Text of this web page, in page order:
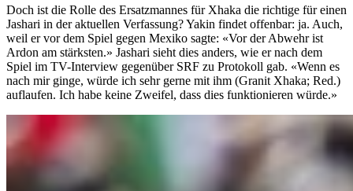
Doch ist die Rolle des Ersatzmannes für Xhaka die richtige für einen
Jashari in der aktuellen Verfassung? Yakin findet offenbar: ja. Auch,
weil er vor dem Spiel gegen Mexiko sagte: «Vor der Abwehr ist
Ardon am stärksten.» Jashari sieht dies anders, wie er nach dem
Spiel im TV-Interview gegenüber SRF zu Protokoll gab. «Wenn es
nach mir ginge, würde ich sehr gerne mit ihm (Granit Xhaka; Red.)
auflaufen. Ich habe keine Zweifel, dass dies funktionieren würde.»